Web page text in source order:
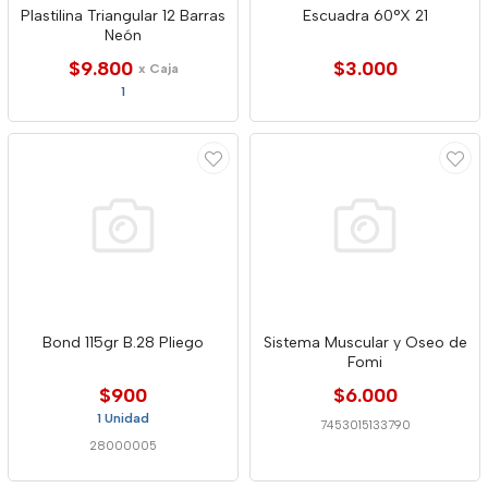
Plastilina Triangular 12 Barras
Neón
$9.800 x Caja
1
Escuadra 60°X 21
$3.000
Bond 115gr B.28 Pliego
$900
1 Unidad
28000005
Sistema Muscular y Oseo de
Fomi
$6.000
7453015133790